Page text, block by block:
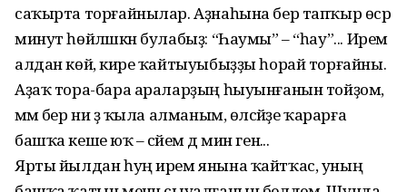
саҡырта торғай­нылар. Аҙнаһына бер тапҡыр өсәр
минут һөйләшкән булабыҙ: “Һаумы” – “һау”... Ирем
алдан көйә, кире ҡайтыуы­быҙҙы һорай торғайны.
Аҙаҡ тора-бара ара­ларҙың һыуынғанын тойҙом,
әммә бер ни ҙә ҡыла алманым, өләсәйҙе ҡарарға
башҡа кеше юҡ – әсәйем дә мин генә...
Ярты йылдан һуң ирем янына ҡайтҡас, уның